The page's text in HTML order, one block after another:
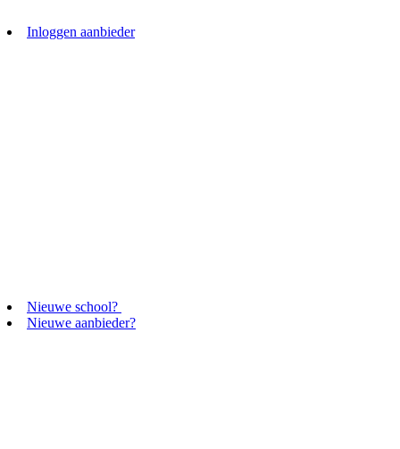
Inloggen aanbieder
Nieuwe school?
Nieuwe aanbieder?